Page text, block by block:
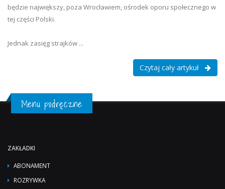
będzie największy, poza Wrocławiem, ośrodek oporu społecznego w
tej części Polski.
Jednak zasięg strajków ...
Czytaj cały artykuł
Menu podręczne
ZAKŁADKI
ABONAMENT
ROZRYWKA